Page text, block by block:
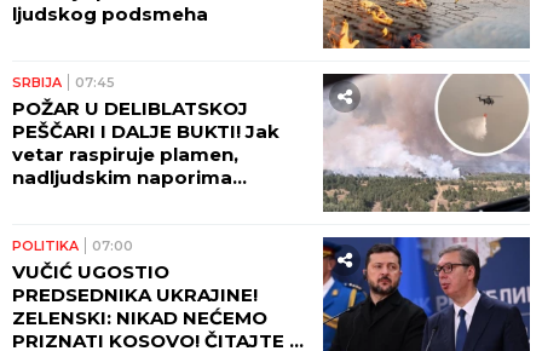
NAJEZDA BUBAŠVABA ZU
a najviše ih ima OVDE
POLITIKA 12:01
"ČUVAJUĆI SVOJU ISTORIJU I
GRADIMO SNAŽNIJU SRBIJU!"
Vučević u Svilajncu o
planovima i projektima
važnim za građane!
POLITIKA 11:25